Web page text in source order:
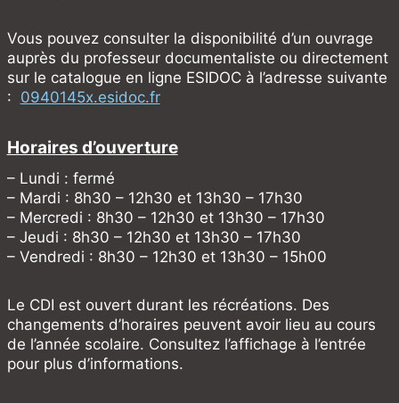
Vous pouvez consulter la disponibilité d’un ouvrage
auprès du professeur documentaliste ou directement
sur le catalogue en ligne ESIDOC à l’adresse suivante
: 0940145x.esidoc.fr
Horaires d’ouverture
– Lundi : fermé
– Mardi : 8h30 – 12h30 et 13h30 – 17h30
– Mercredi : 8h30 – 12h30 et 13h30 – 17h30
– Jeudi : 8h30 – 12h30 et 13h30 – 17h30
– Vendredi : 8h30 – 12h30 et 13h30 – 15h00
Le CDI est ouvert durant les récréations. Des
changements d’horaires peuvent avoir lieu au cours
de l’année scolaire. Consultez l’affichage à l’entrée
pour plus d’informations.